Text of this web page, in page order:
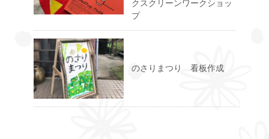
クスクリーンワークショッ
プ
のさりまつり 看板作成